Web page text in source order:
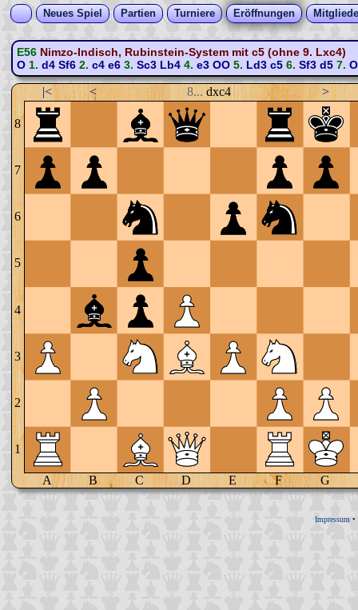
Neues Spiel Partien Turniere Eröffnungen
E56 Nimzo-Indisch, Rubinstein-System mit c5 (ohne 9. Lxc4)
O1. d4 Sf62. c4 e63. Sc3 Lb44. e3 OO5. Ld3 c56. Sf3 d57.
|< < 8... dxc4 >
8
7
6
5
4
3
2
1
A B C D E F G
Impressum •